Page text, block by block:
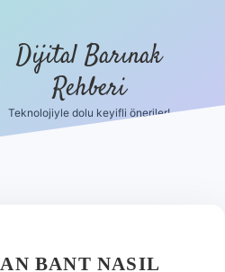
Dijital Barınak
Rehberi
Teknolojiyle dolu keyifli öneriler!
BANT NASIL